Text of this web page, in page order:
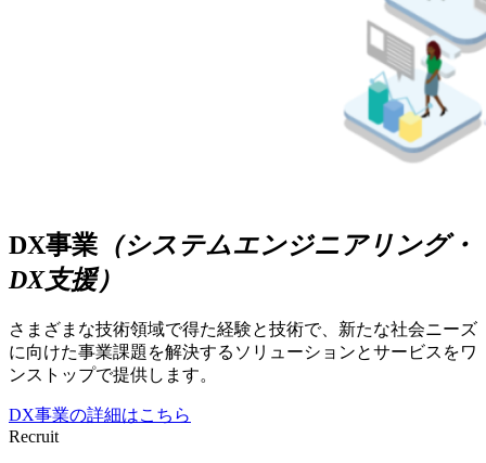
DX事業（システムエンジニアリング・
DX支援）
さまざまな技術領域で得た経験と技術で、新たな社会ニーズ
に向けた事業課題を解決するソリューションとサービスをワ
ンストップで提供します。
DX事業の詳細はこちら
Recruit